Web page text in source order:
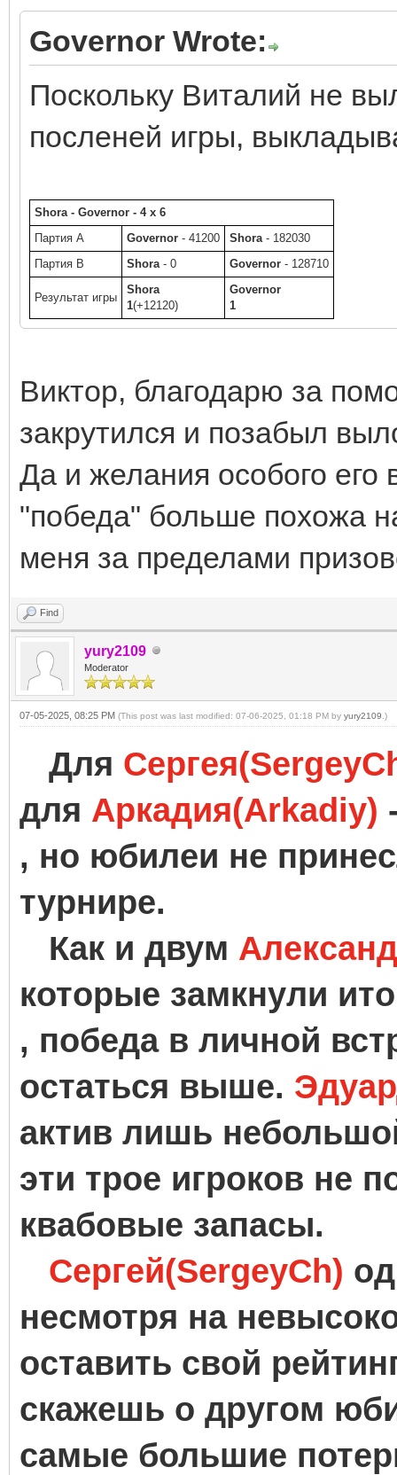
Governor Wrote:
Поскольку Виталий не
посленей игры,
Shora - Governor - 4 x 6
Партия A
Governor - 41200 Shora - 182030
Партия B
Shora - 0 Governor - 128710
Результат игры
Shora
1(+12120)
Governor
1
Виктор, благодарю за
закрутился и позабыл
Да и желания особого
"победа" больше похожа
меня за пределами
Find
yury2109
Moderator
07-05-2025, 08:25 PM (This post was last modified: 07-06-2025, 01:18 PM by yury2109 .)
Для
для Аркадия(Arkadiy)
, но юбилеи не
турнире.
Как и двум
которые замкнули
, победа в личной
остаться выше.
актив лишь
эти трое игроков не
квабовые запасы.
Сергей(SergeyCh)
несмотря на
оставить свой
скажешь о другом
самые большие